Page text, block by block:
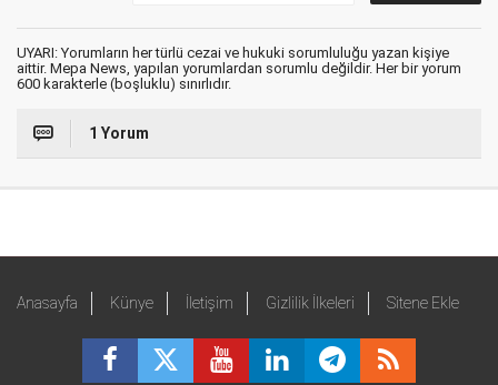
UYARI: Yorumların her türlü cezai ve hukuki sorumluluğu yazan kişiye
aittir. Mepa News, yapılan yorumlardan sorumlu değildir. Her bir yorum
600 karakterle (boşluklu) sınırlıdır.
1 Yorum
Anasayfa Künye İletişim Gizlilik İlkeleri Sitene Ekle